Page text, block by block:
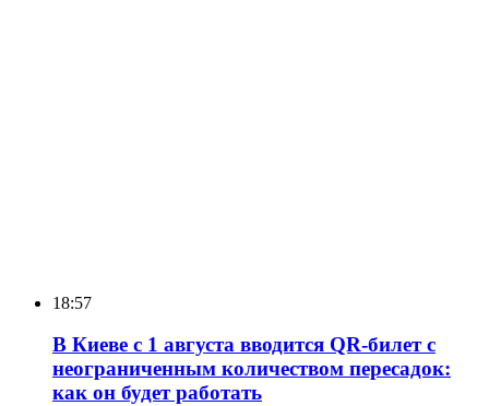
18:57
В Киеве с 1 августа вводится QR-билет с
неограниченным количеством пересадок:
как он будет работать